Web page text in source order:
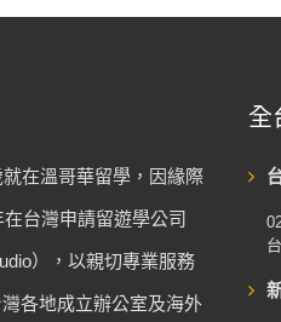
在溫哥華留學，因緣際
台灣申請留遊學公司
），以親切專業服務
各地成立辦公室及海外
全